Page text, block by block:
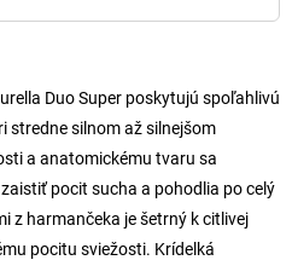
Duo Super poskytujú spoľahlivú
stredne silnom až silnejšom
a anatomickému tvaru sa
pocit sucha a pohodlia po celý
z harmančeka je šetrný k citlivej
pocitu sviežosti. Krídelká